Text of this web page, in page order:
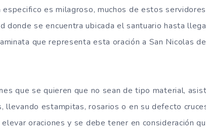
es milagroso, muchos de estos
donde se encuentra ubicada el santuario hasta
que representa esta oración a San Nicolas
que se quieren que no sean de tipo material,
estampitas, rosarios o en su defecto
oraciones y se debe tener en consideración